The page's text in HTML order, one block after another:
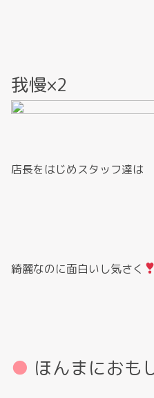
我慢×2
店長をはじめスタッフ達は
綺麗なのに面白いし気さく
ほんまにおも